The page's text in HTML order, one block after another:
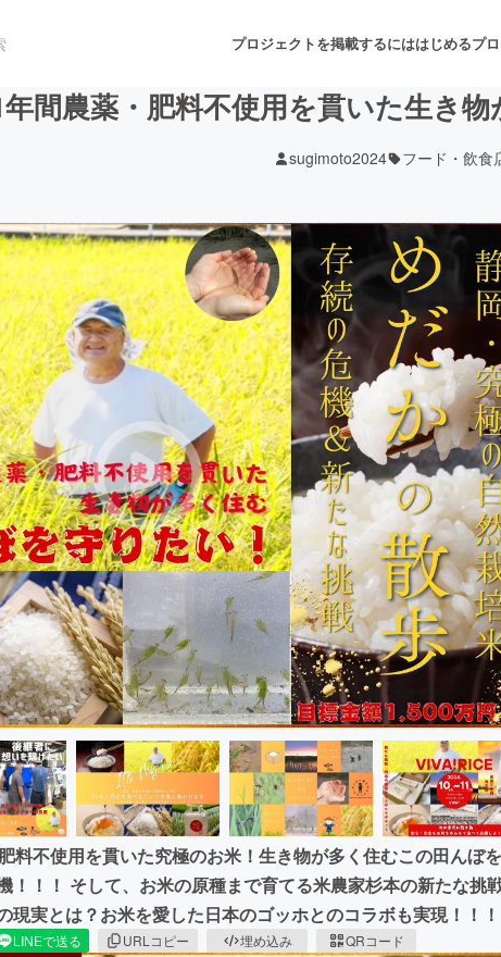
プロジェクトを掲載するにははじめるプ
音楽
ガジェット ゲーム・サービス開発
書籍・雑誌出版
チャレンジ
域活性化
CAMPFIRE for Social Good
CAMPFIREふるさと納税machi-ya
年間農薬・肥料不使用を貫いた生き
sugimoto2024 フード・飲食
料不使用を貫いた究極のお米！生き物が多く住むこの田んぼ
！！！ そして、お米の原種まで育てる米農家杉本の新たな挑
現実とは？お米を愛した日本のゴッホとのコラボも実現！！！
LINEで送る URLコピー 埋め込み QRコード